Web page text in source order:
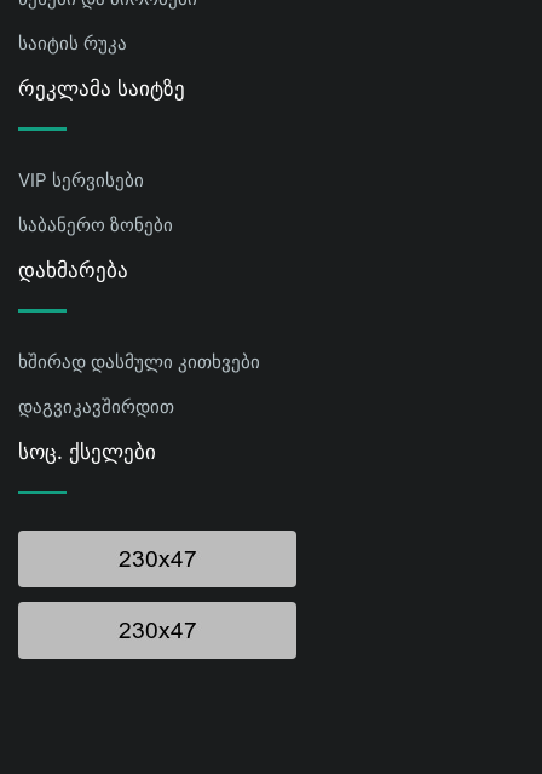
საიტის რუკა
Რეკლამა Საიტზე
VIP სერვისები
საბანერო ზონები
Დახმარება
ხშირად დასმული კითხვები
დაგვიკავშირდით
Სოც. Ქსელები